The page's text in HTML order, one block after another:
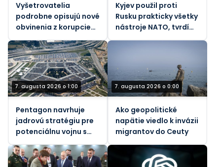
Vyšetrovatelia
podrobne opisujú nové
obvinenia z korupcie
voči bývalej ukrajinskej
veľvyslankyni v USA
Kyjev použil proti
Rusku prakticky všetky
nástroje NATO, tvrdí
bývalý generál
7. augusta 2026 o 1:00
Pentagon navrhuje
jadrovú stratégiu pre
potenciálnu vojnu s
Ruskom a Čínou – NBC
7. augusta 2026 o 0:00
Ako geopolitické
napätie viedlo k invázii
migrantov do Ceuty